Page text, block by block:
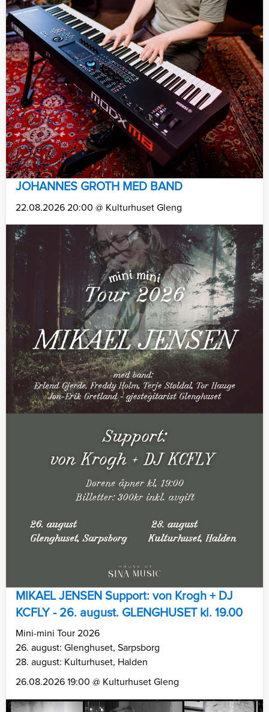
JOHANNES GROTH MED BAND
22.08.2026 20:00 @ Kulturhuset Gleng
MIKAEL JENSEN Support: von Krogh + DJ
KCFLY - 26. august. GLENGHUSET kl. 19.00
Mini-mini Tour 2026
26. august: Glenghuset, Sarpsborg
28. august: Kulturhuset, Halden
26.08.2026 19:00 @ Kulturhuset Gleng